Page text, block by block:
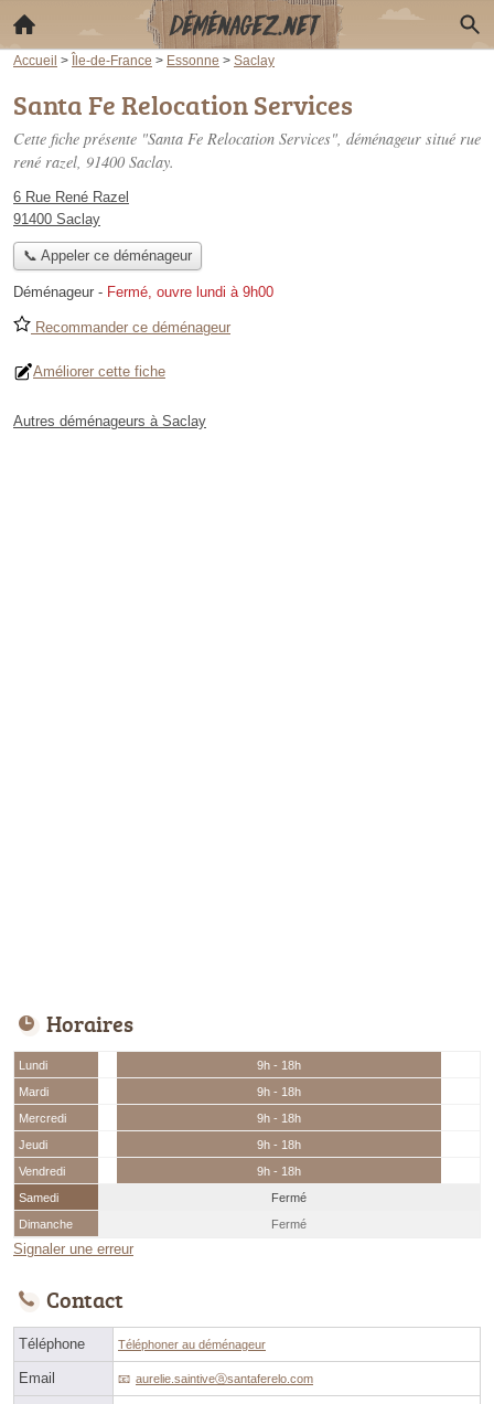
Accueil > Île-de-France > Essonne > Saclay
Santa Fe Relocation Services
Cette fiche présente "Santa Fe Relocation Services", déménageur situé rue
rené razel, 91400 Saclay.
6 Rue René Razel
91400 Saclay
📞 Appeler ce déménageur
Déménageur - Fermé, ouvre lundi à 9h00
Recommander ce déménageur
Améliorer cette fiche
Autres déménageurs à Saclay
Horaires
Lundi
9h - 18h
Mardi
9h - 18h
Mercredi
9h - 18h
Jeudi
9h - 18h
Vendredi
9h - 18h
Samedi
Fermé
Dimanche
Fermé
Signaler une erreur
Contact
Téléphone Téléphoner au déménageur
Email aurelie.saintiveⓐsantaferelo.com